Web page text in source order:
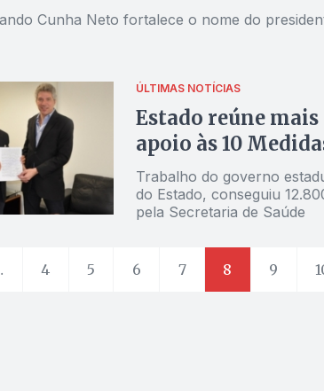
Cunha Neto fortalece o nome do
ÚLTIMAS NOTÍCIAS
Estado reúne
apoio às 10
Trabalho do governo
do Estado, conseguiu
pela Secretaria de Saúde
4 5 6 7 8 9